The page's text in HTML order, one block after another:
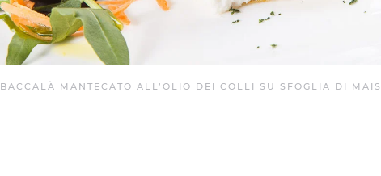
BACCALÀ MANTECATO ALL’OLIO DEI COLLI SU SFOGLIA DI MAIS